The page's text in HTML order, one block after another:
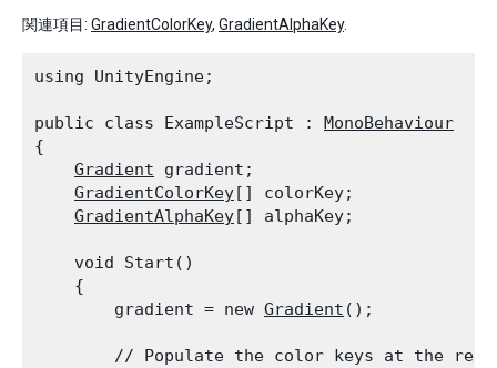
関連項目: GradientColorKey, GradientAlphaKey.
using UnityEngine;
public class ExampleScript : MonoBehaviour
{
Gradient gradient;
GradientColorKey[] colorKey;
GradientAlphaKey[] alphaKey;
    void Start()
    {
        gradient = new
Gradient ();
// Populate the color keys at the